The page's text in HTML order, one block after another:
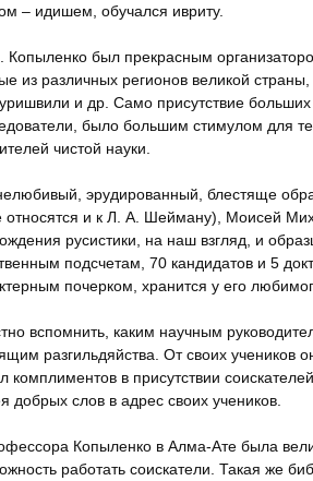
– идишем, обучался ивриту.
был прекрасным
из различных регионов великой
и др. Само присутствие
было большим стимулом для
чистой науки.
эрудированный, блестяще
относятся и к Л. А. Шейману), Моисей
русистики, на наш взгляд, и
подсчетам, 70 кандидатов и 5
почерком, хранится у его
вспомнить, каким научным
разгильдяйства. От своих учеников
комплиментов в присутствии
добрых слов в адрес своих учеников.
Копыленко в Алма-Ате была
работать соискатели. Такая же